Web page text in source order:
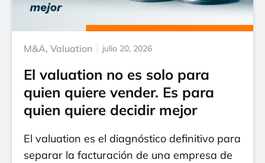
M&A, Valuation julio 20, 2026
El valuation no es solo para
quien quiere vender. Es para
quien quiere decidir mejor
El valuation es el diagnóstico definitivo para
separar la facturación de una empresa de